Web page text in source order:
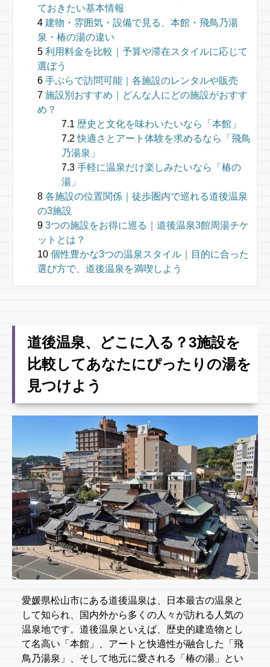
ておきたい基本情報
建物・雰囲気・設備で見る、本館・飛鳥乃湯
泉・椿の湯の違い
利用料金を比較｜予算や滞在スタイルに応じて
選ぼう
手ぶらで訪問可能｜各施設のレンタルや販売
施設別おすすめ｜どんな人にどの施設がおすす
め？
歴史と文化を味わいたいなら「本館」
快適さとアート体験を求めるなら「飛鳥
乃湯泉」
手軽に温泉だけ楽しみたいなら「椿の
湯」
各施設の位置関係｜徒歩圏内で巡れる道後温泉
の3施設
3つの施設をお得に巡る｜道後温泉3館周湯チケ
ットとは？
個性豊かな3つの温泉スタイル｜目的に合った
選び方で、道後温泉を満喫しよう
道後温泉、どこに入る？3施設を
比較してあなたにぴったりの湯を
見つけよう
愛媛県松山市にある道後温泉は、日本最古の温泉と
して知られ、国内外から多くの人々が訪れる人気の
温泉地です。道後温泉といえば、歴史的建造物とし
て名高い「本館」、アートと快適性が融合した「飛
鳥乃湯泉」、そして地元に愛される「椿の湯」とい